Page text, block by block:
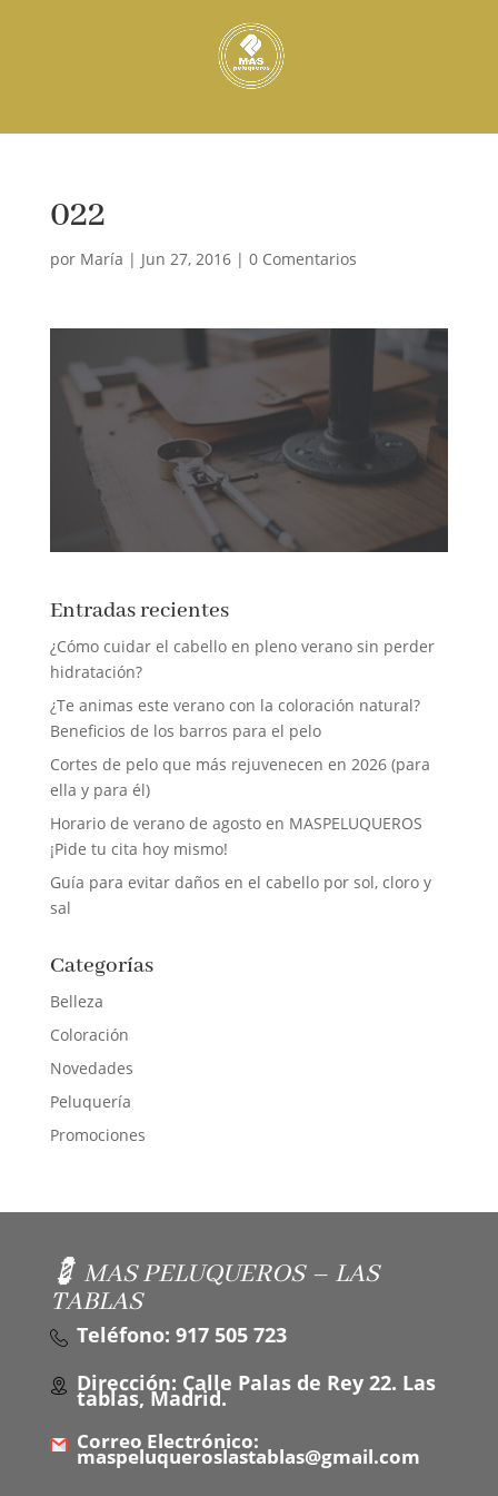
022
por María | Jun 27, 2016| 0 Comentarios
Entradas recientes
¿Cómo cuidar el cabello en pleno verano sin perder
hidratación?
¿Te animas este verano con la coloración natural?
Beneficios de los barros para el pelo
Cortes de pelo que más rejuvenecen en 2026 (para
ella y para él)
Horario de verano de agosto en MASPELUQUEROS
¡Pide tu cita hoy mismo!
Guía para evitar daños en el cabello por sol, cloro y
sal
Categorías
Belleza
Coloración
Novedades
Peluquería
Promociones
💈 MAS PELUQUEROS – LAS
TABLAS
Teléfono: 917 505 723
Dirección: Calle Palas de Rey 22. Las
tablas, Madrid.
Correo Electrónico:
maspeluqueroslastablas@gmail.com